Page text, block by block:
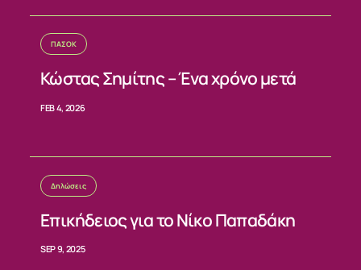
ΠΑΣΟΚ
Κώστας Σημίτης – Ένα χρόνο μετά
FEB 4, 2026
Δηλώσεις
Επικήδειος για το Νίκο Παπαδάκη
SEP 9, 2025